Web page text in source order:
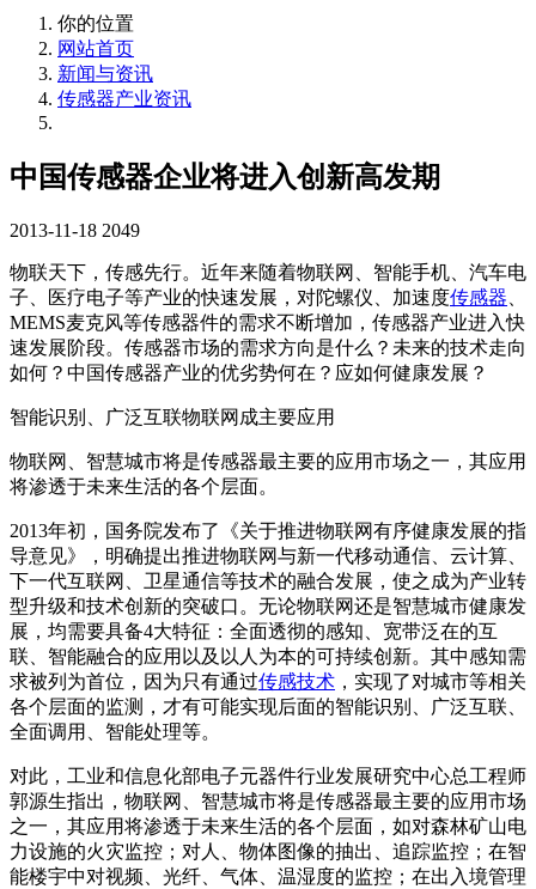
你的位置
网站首页
新闻与资讯
传感器产业资讯
中国传感器企业将进入创新高发期
2013-11-18 2049
物联天下，传感先行。近年来随着物联网、智能手机、汽车电
子、医疗电子等产业的快速发展，对陀螺仪、加速度传感器
MEMS麦克风等传感器件的需求不断增加，传感器产业进入快
速发展阶段。传感器市场的需求方向是什么？未来的技术走向
如何？中国传感器产业的优劣势何在？应如何健康发展？
智能识别、广泛互联物联网成主要应用
物联网、智慧城市将是传感器最主要的应用市场之一，其应用
将渗透于未来生活的各个层面。
2013年初，国务院发布了《关于推进物联网有序健康发展的指
导意见》，明确提出推进物联网与新一代移动通信、云计算、
下一代互联网、卫星通信等技术的融合发展，使之成为产业转
型升级和技术创新的突破口。无论物联网还是智慧城市健康发
展，均需要具备4大特征：全面透彻的感知、宽带泛在的互
联、智能融合的应用以及以人为本的可持续创新。其中感知需
求被列为首位，因为只有通过传感技术 ，实现了对城市等相关
各个层面的监测，才有可能实现后面的智能识别、广泛互联、
全面调用、智能处理等。
对此，工业和信息化部电子元器件行业发展研究中心总工程师
郭源生指出，物联网、智慧城市将是传感器最主要的应用市场
之一，其应用将渗透于未来生活的各个层面，如对森林矿山电
力设施的火灾监控；对人、物体图像的抽出、追踪监控；在智
能楼宇中对视频、光纤、气体、温湿度的监控；在出入境管理